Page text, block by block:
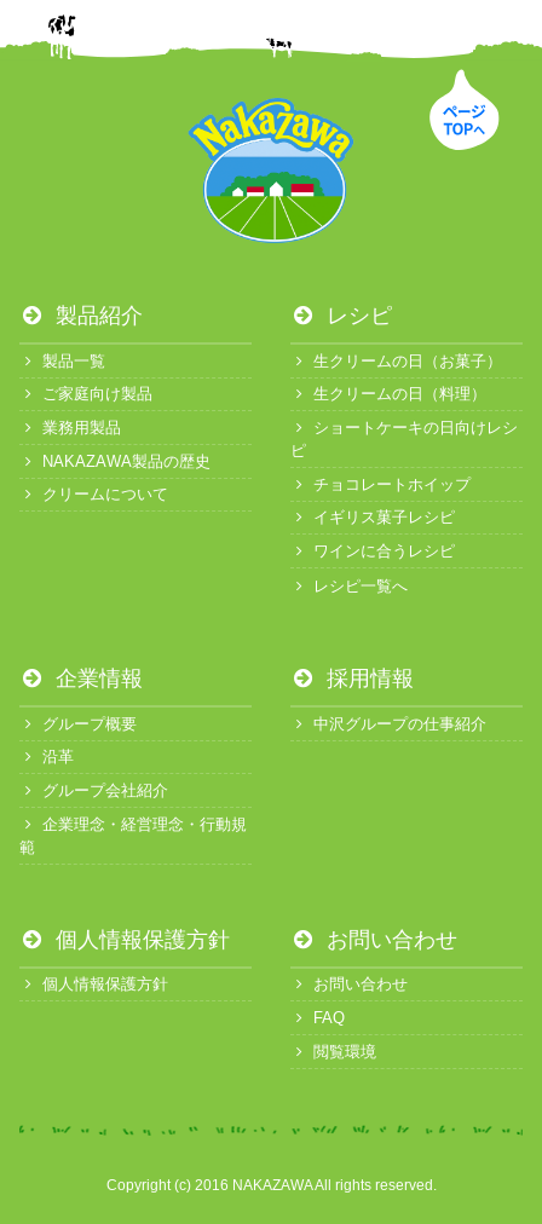
製品紹介
製品一覧
ご家庭向け製品
業務用製品
NAKAZAWA製品の歴史
クリームについて
レシピ
生クリームの日（お菓子）
生クリームの日（料理）
ショートケーキの日向けレシ
ピ
チョコレートホイップ
イギリス菓子レシピ
ワインに合うレシピ
レシピ一覧へ
企業情報
グループ概要
沿革
グループ会社紹介
企業理念・経営理念・行動規
範
採用情報
中沢グループの仕事紹介
個人情報保護方針
個人情報保護方針
お問い合わせ
お問い合わせ
FAQ
閲覧環境
Copyright (c) 2016 NAKAZAWA All rights reserved.